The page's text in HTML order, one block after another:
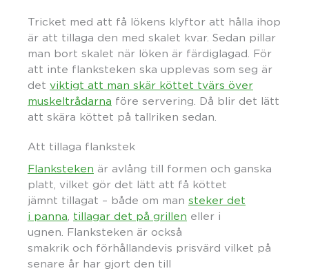
Tricket med att få lökens klyftor att hålla ihop
är att tillaga den med skalet kvar. Sedan pillar
man bort skalet när löken är färdiglagad. För
att inte flanksteken ska upplevas som seg är
det viktigt att man skär köttet tvärs över
muskeltrådarna före servering. Då blir det lätt
att skära köttet på tallriken sedan.
Att tillaga flankstek
Flanksteken är avlång till formen och ganska
platt, vilket gör det lätt att få köttet
jämnt tillagat – både om man steker det
i panna tillagar det på grillen eller i
ugnen. Flanksteken är också
smakrik och förhållandevis prisvärd vilket på
senare år har gjort den till